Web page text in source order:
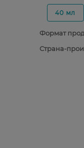
40 мл
Формат
Страна-